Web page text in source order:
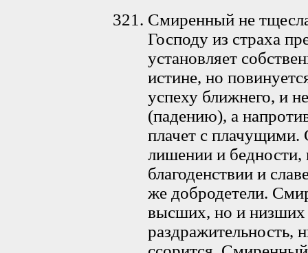
Смиренный не
Господу из страха
установляет
истине, но
успеху ближнего, и
(падению), а
плачет с
лишении и бедности,
благоденствии и
же добродетели.
высших, но и низших
раздражительность,